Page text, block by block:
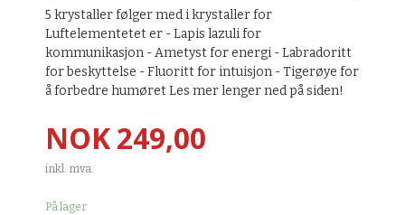
5 krystaller følger med i krystaller for
Luftelementetet er - Lapis lazuli for
kommunikasjon - Ametyst for energi - Labradoritt
for beskyttelse - Fluoritt for intuisjon - Tigerøye for
å forbedre humøret Les mer lenger ned på siden!
Pris
NOK249,00
inkl. mva.
På lager